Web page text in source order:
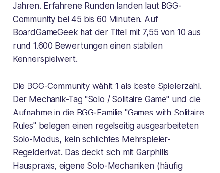
Jahren. Erfahrene Runden landen laut BGG-
Community bei 45 bis 60 Minuten. Auf
BoardGameGeek hat der Titel mit 7,55 von 10 aus
rund 1.600 Bewertungen einen stabilen
Kennerspielwert.
Die BGG-Community wählt 1 als beste Spielerzahl.
Der Mechanik-Tag "Solo / Solitaire Game" und die
Aufnahme in die BGG-Familie "Games with Solitaire
Rules" belegen einen regelseitig ausgearbeiteten
Solo-Modus, kein schlichtes Mehrspieler-
Regelderivat. Das deckt sich mit Garphills
Hauspraxis, eigene Solo-Mechaniken (häufig